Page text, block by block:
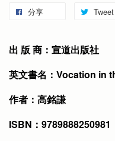
分享 Tweet
出 版 商：宣道出版社
英文書名：Vocation in
作者：高銘謙
ISBN：9789888250981